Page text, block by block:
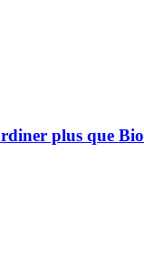
plus que Bio